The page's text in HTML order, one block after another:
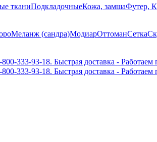
тканиПодкладочныеКожа, замшаФутер,
Меланж (сандра)МодиарОттоманСетка